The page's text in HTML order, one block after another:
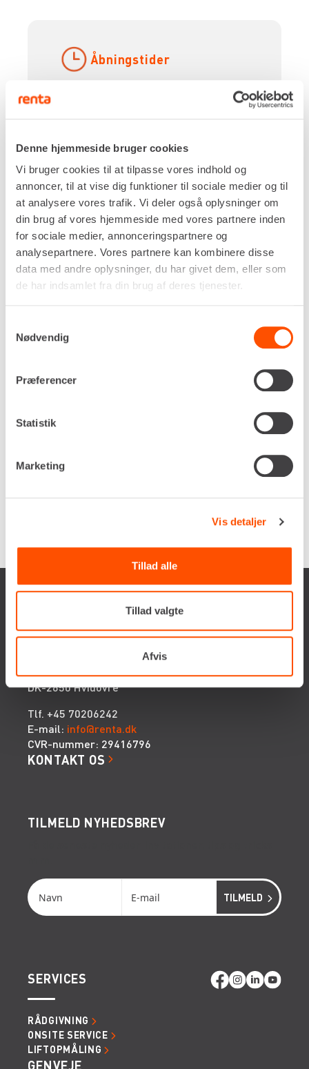
Denne hjemmeside bruger cookies
Vi bruger cookies til at tilpasse vores indhold og
annoncer, til at vise dig funktioner til sociale medier og til
at analysere vores trafik. Vi deler også oplysninger om
din brug af vores hjemmeside med vores partnere inden
for sociale medier, annonceringspartnere og
analysepartnere. Vores partnere kan kombinere disse
data med andre oplysninger, du har givet dem, eller som
de har indsamlet fra din brug af deres tjenester.
Nødvendig
Præferencer
Statistik
Marketing
Vis detaljer
Tillad alle
Tillad valgte
Afvis
Åbningstider
Adresse
Gl. Christiansfeldvej 53
6100 Haderslev
Valseholmen 14
DK-2650 Hvidovre
Tlf. +45 70206242
E-mail: info@renta.dk
CVR-nummer: 29416796
KONTAKT OS
TILMELD NYHEDSBREV
SERVICES
RÅDGIVNING
ONSITE SERVICE
LIFTOPMÅLING
GENVEJE